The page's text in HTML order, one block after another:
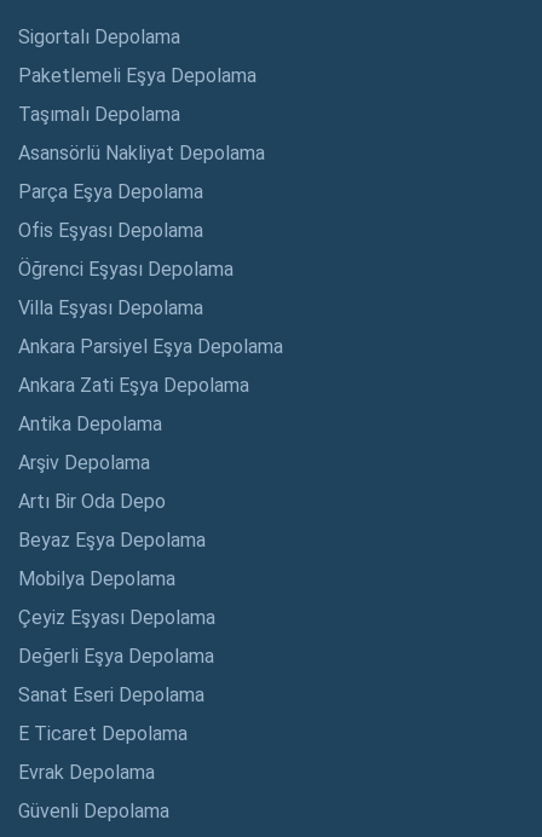
Sigortalı Depolama
Paketlemeli Eşya Depolama
Taşımalı Depolama
Asansörlü Nakliyat Depolama
Parça Eşya Depolama
Ofis Eşyası Depolama
Öğrenci Eşyası Depolama
Villa Eşyası Depolama
Ankara Parsiyel Eşya Depolama
Ankara Zati Eşya Depolama
Antika Depolama
Arşiv Depolama
Artı Bir Oda Depo
Beyaz Eşya Depolama
Mobilya Depolama
Çeyiz Eşyası Depolama
Değerli Eşya Depolama
Sanat Eseri Depolama
E Ticaret Depolama
Evrak Depolama
Güvenli Depolama